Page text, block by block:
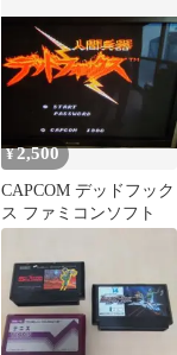
¥2,500
CAPCOM デッドフック
ス ファミコンソフト